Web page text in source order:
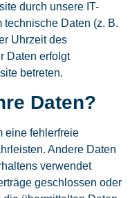
durch unsere IT-
technische Daten (z. B.
Uhrzeit des
Daten erfolgt
betreten.
Daten?
eine fehlerfreie
Andere Daten
verwendet
geschlossen oder